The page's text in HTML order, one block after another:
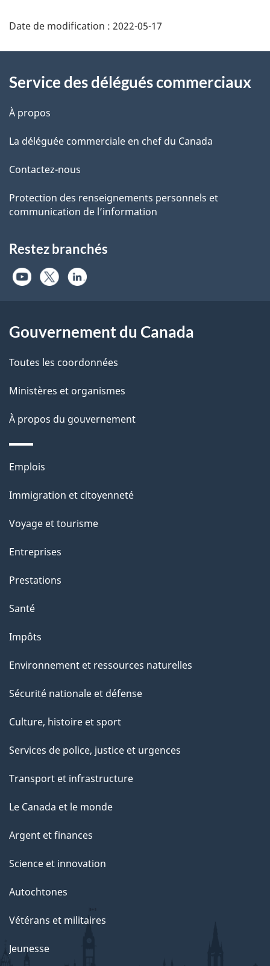
Additional
Information
Date de modification : 2022-05-17
Service des délégués commerciaux
À propos
La déléguée commerciale en chef du Canada
Contactez-nous
Protection des renseignements personnels et
communication de l’information
Restez branchés
Gouvernement du Canada
Toutes les coordonnées
Ministères et organismes
À propos du gouvernement
Thèmes
sujets
Emplois
Immigration et citoyenneté
Voyage et tourisme
Entreprises
Prestations
Santé
Impôts
Environnement et ressources naturelles
Sécurité nationale et défense
Culture, histoire et sport
Services de police, justice et urgences
Transport et infrastructure
Le Canada et le monde
Argent et finances
Science et innovation
Autochtones
Vétérans et militaires
Jeunesse